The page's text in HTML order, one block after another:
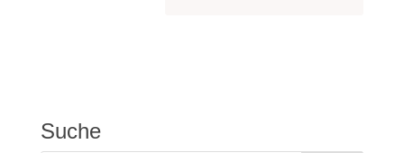
Suche